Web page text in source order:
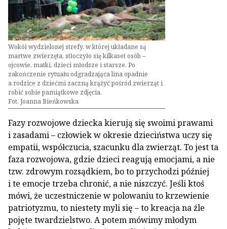
Wokół wydzielonej strefy, w której układane są
martwe zwierzęta, stłoczyło się kilkaset osób –
ojcowie, matki, dzieci młodsze i starsze. Po
zakończenie rytuału odgradzająca lina opadnie
a rodzice z dziećmi zaczną krążyć pośród zwierząt i
robić sobie pamiątkowe zdjęcia.
Fot. Joanna Bieńkowska
Fazy rozwojowe dziecka kierują się swoimi prawami
i zasadami – człowiek w okresie dzieciństwa uczy się
empatii, współczucia, szacunku dla zwierząt. To jest ta
faza rozwojowa, gdzie dzieci reagują emocjami, a nie
tzw. zdrowym rozsądkiem, bo to przychodzi później
i te emocje trzeba chronić, a nie niszczyć. Jeśli ktoś
mówi, że uczestniczenie w polowaniu to krzewienie
patriotyzmu, to niestety myli się – to kreacja na źle
pojęte twardzielstwo. A potem mówimy młodym